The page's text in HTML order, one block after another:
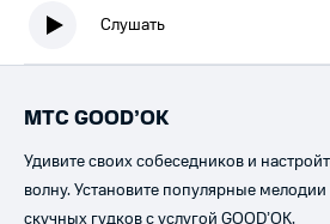
Слушать
МТС GOOD’OK
Удивите своих собеседников и
волну. Установите популярные
скучных гудков с услугой GOOD’OK.